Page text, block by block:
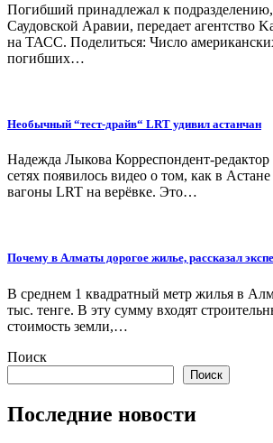
Погибший принадлежал к
Саудовской Аравии, передает агентство
на ТАСС. Поделиться: Число
погибших…
Необычный “тест-драйв“ LRT удивил астанчан
Надежда Лыкова Корреспондент-
сетях появилось видео о том, как в
вагоны LRT на верёвке. Это…
Почему в Алматы дорогое жилье, рассказал
В среднем 1 квадратный метр жилья в
тыс. тенге. В эту сумму входят
стоимость земли,…
Поиск
Поиск
Последние новости